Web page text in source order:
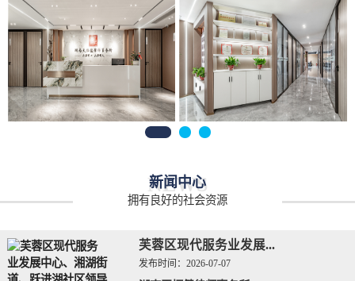
NEWS
新闻中心
拥有良好的社会资源
芙蓉区现代服务业发展...
发布时间： 2026-07-07